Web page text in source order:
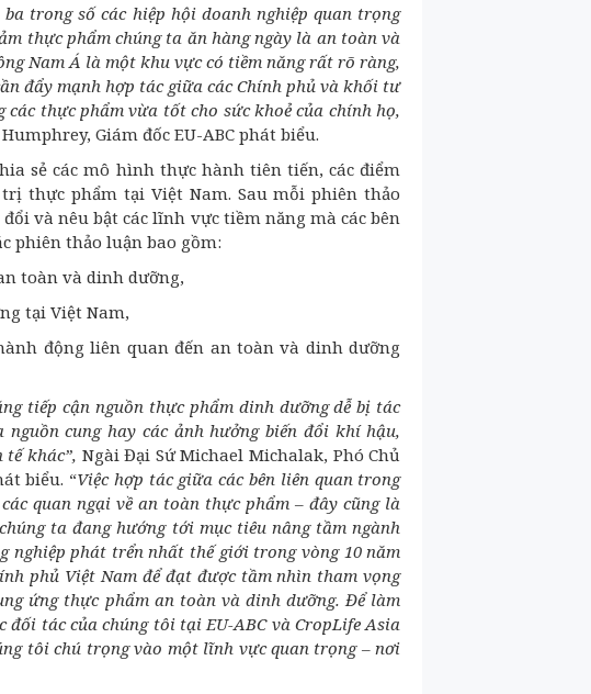
trong số các hiệp hội doanh nghiệp quan trọng
thực phẩm chúng ta ăn hàng ngày là an toàn và
Nam Á là một khu vực có tiềm năng rất rõ ràng,
đẩy mạnh hợp tác giữa các Chính phủ và khối tư
thực phẩm vừa tốt cho sức khoẻ của chính họ,
Giám đốc EU-ABC phát biểu.
sẻ các mô hình thực hành tiên tiến, các điểm
thực phẩm tại Việt Nam. Sau mỗi phiên thảo
và nêu bật các lĩnh vực tiềm năng mà các bên
phiên thảo luận bao gồm:
toàn và dinh dưỡng,
tại Việt Nam,
động liên quan đến an toàn và dinh dưỡng
tiếp cận nguồn thực phẩm dinh dưỡng dễ bị tác
cung hay các ảnh hưởng biến đổi khí hậu,
khác”, Ngài Đại Sứ Michael Michalak, Phó Chủ
biểu. “Việc hợp tác giữa các bên liên quan trong
quan ngại về an toàn thực phẩm – đây cũng là
ta đang hướng tới mục tiêu nâng tầm ngành
nghiệp phát trển nhất thế giới trong vòng 10 năm
phủ Việt Nam để đạt được tầm nhìn tham vọng
ứng thực phẩm an toàn và dinh dưỡng. Để làm
tác của chúng tôi tại EU-ABC và CropLife Asia
tôi chú trọng vào một lĩnh vực quan trọng – nơi